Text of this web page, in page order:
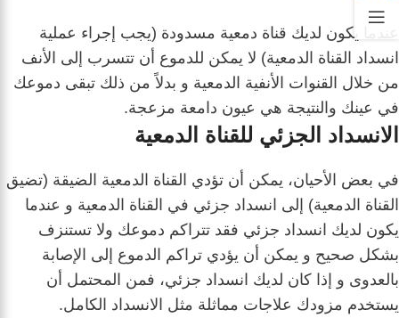
عندما يكون لديك قناة دمعية مسدودة (يجب إجراء عملية
انسداد القناة الدمعية) لا يمكن للدموع أن تتسرب إلى الأنف
من خلال القنوات الأنفية الدمعية و بدلاً من ذلك تبقى دموعك
في عينك والنتيجة هي عيون دامعة مزعجة.
الانسداد الجزئي للقناة الدمعية
في بعض الأحيان، يمكن أن تؤدي القناة الدمعية الضيقة (تضيق
القناة الدمعية) إلى انسداد جزئي في القناة الدمعية و عندما
يكون لديك انسداد جزئي فقد تتراكم دموعك ولا تستنزف
بشكل صحيح و يمكن أن يؤدي تراكم الدموع إلى الإصابة
بالعدوى و إذا كان لديك انسداد جزئي، فمن المحتمل أن
يستخدم مزودك علاجات مماثلة مثل الانسداد الكامل.